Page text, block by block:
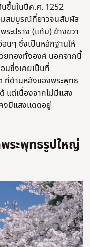
ขึ้นในปีค.ศ. 1252
มสมบูรณ์ที่ยาวจนสัมผัส
ะปราง (แก้ม) ข้างขวา
นๆ ซึ่งเป็นหลักฐานให้
ยทองทั้งองค์ นอกจากนี้
นซึ่งเคยเป็นที่
ที่ด้านหลังของพระพุทธ
แต่เนื่องจากไม่มีแสง
คงมีแสงแดดอยู่
ระพุทธรูปใหญ่